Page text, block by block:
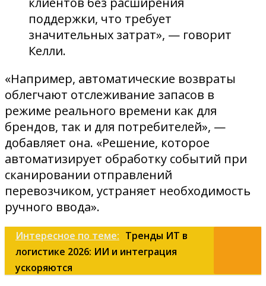
поддержки, что требует
значительных затрат», — говорит
Келли.
«Например, автоматические возвраты
облегчают отслеживание запасов в
режиме реального времени как для
брендов, так и для потребителей», —
добавляет она. «Решение, которое
автоматизирует обработку событий при
сканировании отправлений
перевозчиком, устраняет необходимость
ручного ввода».
Интересное по теме: Тренды ИТ в
логистике 2026: ИИ и интеграция
ускоряются